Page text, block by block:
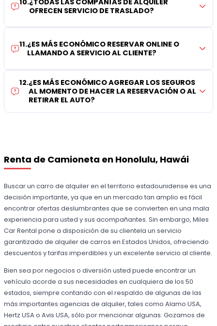
OFRECEN SERVICIO DE TRASLADO?
11.¿ES MÁS ECONÓMICO RESERVAR ONLINE O
LLAMANDO A SERVICIO AL CLIENTE?
12.¿ES MÁS ECONÓMICO AGREGAR LOS SEGUROS
AL MOMENTO DE HACER LA RESERVACIÓN O AL
RETIRAR EL AUTO?
Renta de Camioneta en Honolulu, Hawái
Buscar un carro de alquiler en el territorio estadounidense es una
decisión importante, ya que en un mercado tan amplio es fácil
encontrar ofertas deslumbrantes que se convierten en una mala
experiencia para usted y sus acompañantes. Sin embargo, Miles
Car Rental pone a disposición de su clientela un servicio
garantizado de alquiler de carros en Estados Unidos, ofreciendo
descuentos y tarifas imperdibles y un excelente servicio al cliente.
Bien sea por negocios o diversión usted puede encontrar un
vehículo acorde a sus necesidades en cualquiera de los 50
estados, siempre contando con el respaldo de algunas de las
más importantes agencias de alquiler, tales como Alamo USA,
Hertz USA o Avis USA, sólo por mencionar algunas. Gozamos de